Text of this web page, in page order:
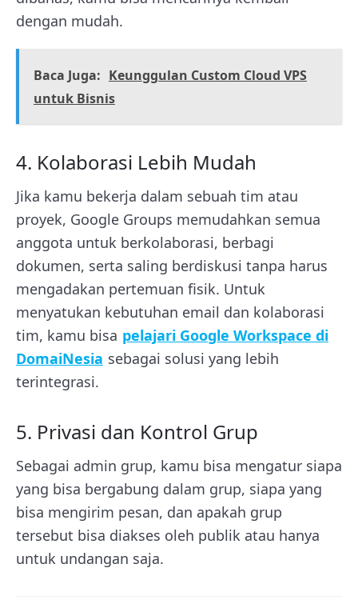
dengan mudah.
Baca Juga: Keunggulan Custom Cloud VPS
untuk Bisnis
4. Kolaborasi Lebih Mudah
Jika kamu bekerja dalam sebuah tim atau
proyek, Google Groups memudahkan semua
anggota untuk berkolaborasi, berbagi
dokumen, serta saling berdiskusi tanpa harus
mengadakan pertemuan fisik. Untuk
menyatukan kebutuhan email dan kolaborasi
tim, kamu bisa pelajari Google Workspace di
DomaiNesia sebagai solusi yang lebih
terintegrasi.
5. Privasi dan Kontrol Grup
Sebagai admin grup, kamu bisa mengatur siapa
yang bisa bergabung dalam grup, siapa yang
bisa mengirim pesan, dan apakah grup
tersebut bisa diakses oleh publik atau hanya
untuk undangan saja.